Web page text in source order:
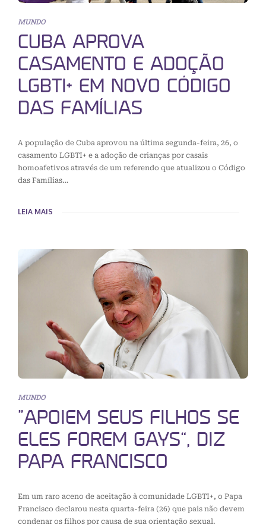
MUNDO
CUBA APROVA
CASAMENTO E ADOÇÃO
LGBTI+ EM NOVO CÓDIGO
DAS FAMÍLIAS
A população de Cuba aprovou na última segunda-feira, 26, o
casamento LGBTI+ e a adoção de crianças por casais
homoafetivos através de um referendo que atualizou o Código
das Famílias…
LEIA MAIS
MUNDO
“APOIEM SEUS FILHOS SE
ELES FOREM GAYS”, DIZ
PAPA FRANCISCO
Em um raro aceno de aceitação à comunidade LGBTI+, o Papa
Francisco declarou nesta quarta-feira (26) que pais não devem
condenar os filhos por causa de sua orientação sexual.